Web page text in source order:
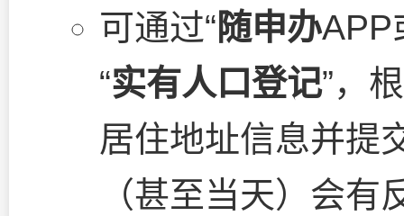
可通过“随申办APP
“实有人口登记”，
居住地址信息并提
（甚至当天）会